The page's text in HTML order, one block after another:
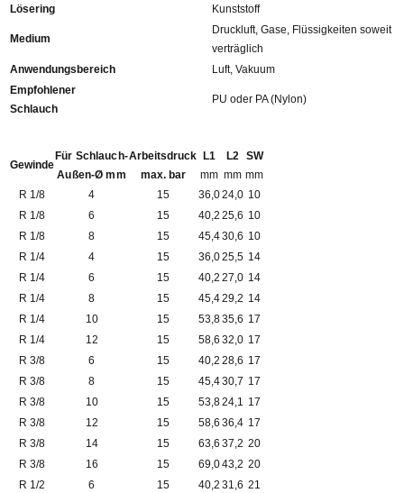
Lösering
Kunststoff
Medium
Druckluft, Gase, Flüssigkeiten soweit
verträglich
Anwendungsbereich
Luft, Vakuum
Empfohlener
Schlauch
PU oder PA (Nylon)
Gewinde
Für Schlauch-
Außen-Ø mm
Arbeitsdruck
max. bar
L1
mm
L2
mm
SW
mm
R 1/8
4 15 36,024,0 10
R 1/8
6 15 40,2 25,6 10
R 1/8
8 15 45,430,6 10
R 1/4
4 15 36,025,5 14
R 1/4
6 15 40,2 27,0 14
R 1/4
8 15 45,429,2 14
R 1/4
10 15 53,835,6 17
R 1/4
12 15 58,6 32,0 17
R 3/8
6 15 40,2 28,6 17
R 3/8
8 15 45,430,7 17
R 3/8
10 15 53,824,1 17
R 3/8
12 15 58,6 36,4 17
R 3/8
14 15 63,6 37,2 20
R 3/8
16 15 69,043,2 20
R 1/2
6 15 40,2 31,6 21